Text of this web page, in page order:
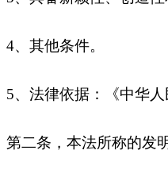
4、其他条件。
5、法律依据：《中华人
第二条，本法所称的发